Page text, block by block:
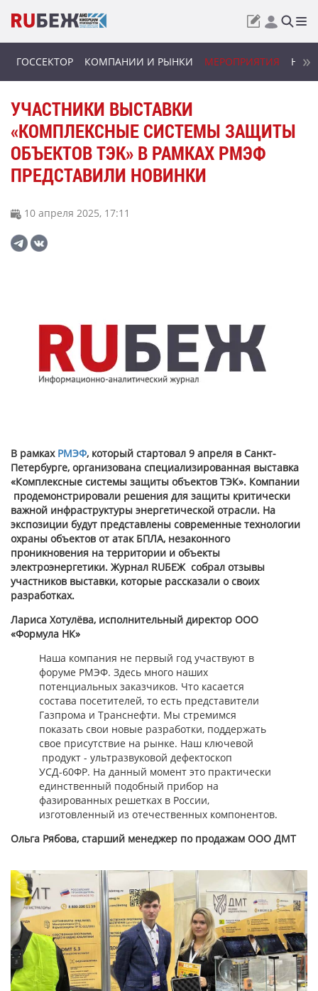
ГОССЕКТОР КОМПАНИИ И РЫНКИ МЕРОПРИЯТИЯ
УЧАСТНИКИ ВЫСТАВКИ
«КОМПЛЕКСНЫЕ СИСТЕМЫ ЗАЩИТЫ
ОБЪЕКТОВ ТЭК» В РАМКАХ РМЭФ
ПРЕДСТАВИЛИ НОВИНКИ
10 апреля 2025, 17:11
В рамках РМЭФ, который стартовал 9 апреля в Санкт-
Петербурге, организована специализированная выставка
«Комплексные системы защиты объектов ТЭК». Компании
продемонстрировали решения для защиты критически
важной инфраструктуры энергетической отрасли. На
экспозиции будут представлены современные технологии
охраны объектов от атак БПЛА, незаконного
проникновения на территории и объекты
электроэнергетики. Журнал RUБЕЖ собрал отзывы
участников выставки, которые рассказали о своих
разработках.
Лариса Хотулёва, исполнительный директор ООО
«Формула НК»
Наша компания не первый год участвуют в
форуме РМЭФ. Здесь много наших
потенциальных заказчиков. Что касается
состава посетителей, то есть представители
Газпрома и Транснефти. Мы стремимся
показать свои новые разработки, поддержать
свое присутствие на рынке. Наш ключевой
продукт - ультразвуковой дефектоскоп
УСД-60ФР. На данный момент это практически
единственный подобный прибор на
фазированных решетках в России,
изготовленный из отечественных компонентов.
Ольга Рябова, старший менеджер по продажам ООО ДМТ